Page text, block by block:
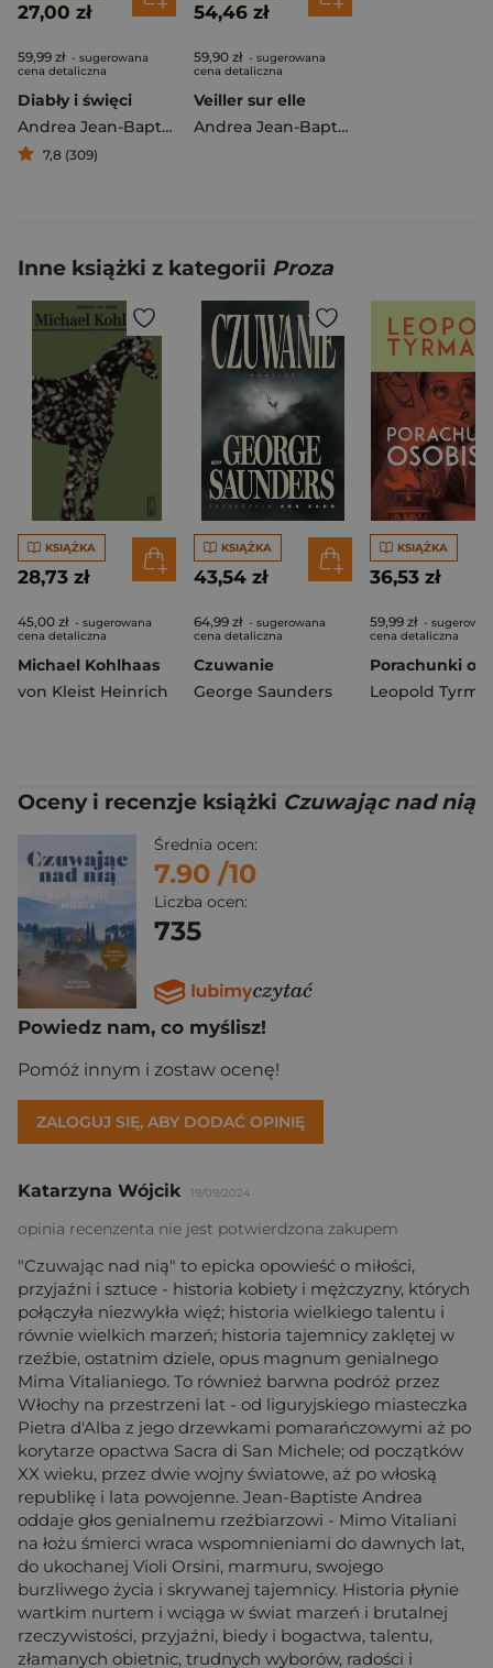
27,00 zł
59,99 zł - sugerowana
cena detaliczna
Diabły i święci
Andrea Jean-Baptiste
7,8 (309)
54,46 zł
59,90 zł - sugerowana
cena detaliczna
Veiller sur elle
Andrea Jean-Baptiste
Inne książki z kategorii Proza
KSIĄŻKA
28,73 zł
45,00 zł - sugerowana
cena detaliczna
Michael Kohlhaas
von Kleist Heinrich
KSIĄŻKA
43,54 zł
64,99 zł - sugerowana
cena detaliczna
Czuwanie
George Saunders
KSIĄŻKA
36,53 zł
59,99 zł -
cena detaliczna
Leopold
Oceny i recenzje książki Czuwając nad nią
Średnia ocen:
7.90 /10
Liczba ocen:
735
Powiedz nam, co myślisz!
Pomóż innym i zostaw ocenę!
ZALOGUJ SIĘ, ABY DODAĆ OPINIĘ
Katarzyna Wójcik 19/09/2024
opinia recenzenta nie jest potwierdzona zakupem
"Czuwając nad nią" to epicka opowieść o miłości,
przyjaźni i sztuce - historia kobiety i mężczyzny, których
połączyła niezwykła więź; historia wielkiego talentu i
równie wielkich marzeń; historia tajemnicy zaklętej w
rzeźbie, ostatnim dziele, opus magnum genialnego
Mima Vitalianiego. To również barwna podróż przez
Włochy na przestrzeni lat - od liguryjskiego miasteczka
Pietra d'Alba z jego drzewkami pomarańczowymi aż po
korytarze opactwa Sacra di San Michele; od początków
XX wieku, przez dwie wojny światowe, aż po włoską
republikę i lata powojenne. Jean-Baptiste Andrea
oddaje głos genialnemu rzeźbiarzowi - Mimo Vitaliani
na łożu śmierci wraca wspomnieniami do dawnych lat,
do ukochanej Violi Orsini, marmuru, swojego
burzliwego życia i skrywanej tajemnicy. Historia płynie
wartkim nurtem i wciąga w świat marzeń i brutalnej
rzeczywistości, przyjaźni, biedy i bogactwa, talentu,
złamanych obietnic, trudnych wyborów, radości i